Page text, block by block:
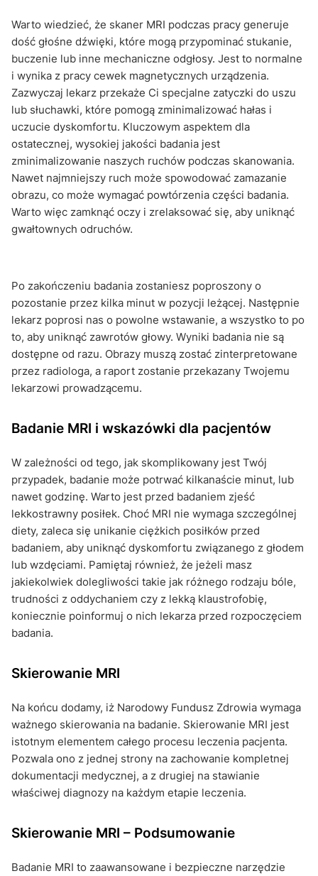
Warto wiedzieć, że skaner MRI podczas pracy generuje
dość głośne dźwięki, które mogą przypominać stukanie,
buczenie lub inne mechaniczne odgłosy. Jest to normalne
i wynika z pracy cewek magnetycznych urządzenia.
Zazwyczaj lekarz przekaże Ci specjalne zatyczki do uszu
lub słuchawki, które pomogą zminimalizować hałas i
uczucie dyskomfortu. Kluczowym aspektem dla
ostatecznej, wysokiej jakości badania jest
zminimalizowanie naszych ruchów podczas skanowania.
Nawet najmniejszy ruch może spowodować zamazanie
obrazu, co może wymagać powtórzenia części badania.
Warto więc zamknąć oczy i zrelaksować się, aby uniknąć
gwałtownych odruchów.
Po zakończeniu badania zostaniesz poproszony o
pozostanie przez kilka minut w pozycji leżącej. Następnie
lekarz poprosi nas o powolne wstawanie, a wszystko to po
to, aby uniknąć zawrotów głowy. Wyniki badania nie są
dostępne od razu. Obrazy muszą zostać zinterpretowane
przez radiologa, a raport zostanie przekazany Twojemu
lekarzowi prowadzącemu.
Badanie MRI i wskazówki dla pacjentów
W zależności od tego, jak skomplikowany jest Twój
przypadek, badanie może potrwać kilkanaście minut, lub
nawet godzinę. Warto jest przed badaniem zjeść
lekkostrawny posiłek. Choć MRI nie wymaga szczególnej
diety, zaleca się unikanie ciężkich posiłków przed
badaniem, aby uniknąć dyskomfortu związanego z głodem
lub wzdęciami. Pamiętaj również, że jeżeli masz
jakiekolwiek dolegliwości takie jak różnego rodzaju bóle,
trudności z oddychaniem czy z lekką klaustrofobię,
koniecznie poinformuj o nich lekarza przed rozpoczęciem
badania.
Skierowanie MRI
Na końcu dodamy, iż Narodowy Fundusz Zdrowia wymaga
ważnego skierowania na badanie. Skierowanie MRI jest
istotnym elementem całego procesu leczenia pacjenta.
Pozwala ono z jednej strony na zachowanie kompletnej
dokumentacji medycznej, a z drugiej na stawianie
właściwej diagnozy na każdym etapie leczenia.
Skierowanie MRI – Podsumowanie
Badanie MRI to zaawansowane i bezpieczne narzędzie